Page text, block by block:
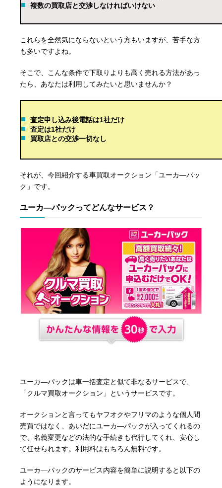
複数の買取店と交渉しなければいけない
これらを全然気にならないという方もいますが、苦手な方
も多いですよね。
そこで、こんな条件で下取りよりも高く売れる方法があっ
たら、あなたは利用してみたいと思いませんか？
査定申し込み後電話は1社だけ
査定は1社だけ
買取店との交渉一切なし
それが、今回紹介する車買取オークション「ユーカ―パッ
ク」です。
ユーカ―パックってどんなサービス？
ユーカ―パックは車一括査定と似て非なるサービスで、
「クルマ買取オークション」というサービスです。
オークションと言ってもヤフオクやフリマのような個人間
売買ではなく、あいだにユーカ―パックが入ってくれるの
で、名義変更などの法的な手続きも代行してくれ、安心し
て任せられます。利用料はもちろん無料です。
ユーカ―パックのサービス内容を簡単に説明すると以下の
ようになります。